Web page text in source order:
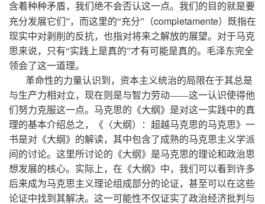
含着种种矛盾，我们绝不会否认这一点。我们的目的就是要
充分发展它们”，而这里的“充分”（completamente）既指在
现实中对剥削的反抗，也指对将来之解放的展望。对于马克
思来说，只有“实践上是真的”才有可能是真的。毛泽东完全
领会了这一道理。
革命性的力量认识到，资本主义统治的局限在于其总是
与生产力相对立，现在则是与智力劳动——这一认识使得他
们努力克服这一点。马克思的《大纲》是对这一实践中的真
理的基本介绍总之，《〈大纲）：超越马克思的马克思》一
书是对《大纲》的解读，其中包含了成熟的马克思主义学派
间的讨论。这里所讨论的《大纲》是马克思的理论和政治思
想发展的核心。实际上，在《大纲》中，我们可以看到许多
后来成为马克思主义理论组成部分的论证，甚至可以在这些
论证中找到其解决。这一可能性不仅证实了政治经济批判与